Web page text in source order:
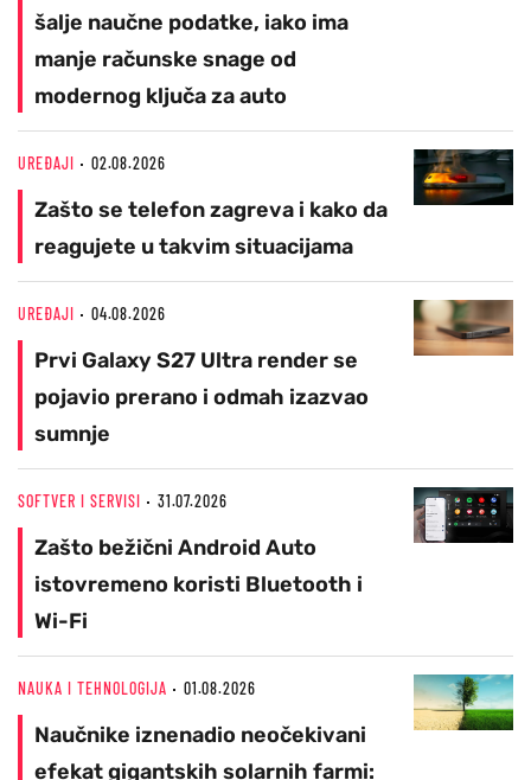
šalje naučne podatke, iako ima
manje računske snage od
modernog ključa za auto
UREĐAJI 02.08.2026
Zašto se telefon zagreva i kako da
reagujete u takvim situacijama
UREĐAJI 04.08.2026
Prvi Galaxy S27 Ultra render se
pojavio prerano i odmah izazvao
sumnje
SOFTVER I SERVISI 31.07.2026
Zašto bežični Android Auto
istovremeno koristi Bluetooth i
Wi-Fi
NAUKA I TEHNOLOGIJA 01.08.2026
Naučnike iznenadio neočekivani
efekat gigantskih solarnih farmi: